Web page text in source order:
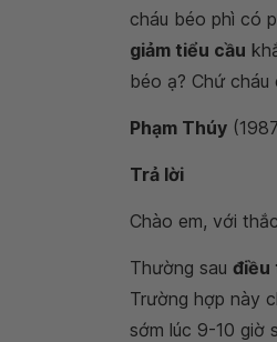
cháu béo phì có
giảm tiểu cầu
béo ạ? Chứ
Phạm Thúy
Trả lời
Chào em, với
Thường sau điều
Trường hợp này
sớm lúc 9-10 giờ